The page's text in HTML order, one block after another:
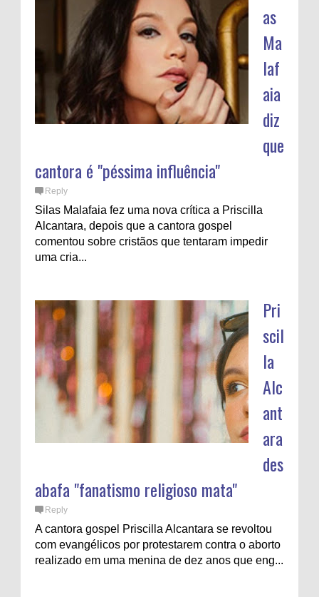
as
Ma
laf
aia
diz
que
cantora é "péssima influência"
Reply
Silas Malafaia fez uma nova crítica a Priscilla
Alcantara, depois que a cantora gospel
comentou sobre cristãos que tentaram impedir
uma cria...
Pri
scil
la
Alc
ant
ara
des
abafa "fanatismo religioso mata"
Reply
A cantora gospel Priscilla Alcantara se revoltou
com evangélicos por protestarem contra o aborto
realizado em uma menina de dez anos que eng...